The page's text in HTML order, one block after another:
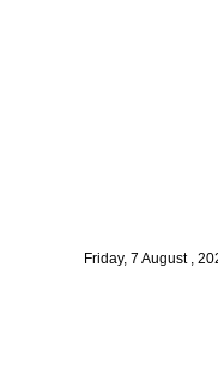
Friday, 7 August ,